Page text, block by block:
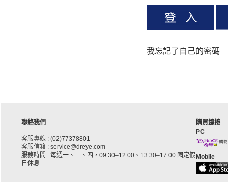
我忘記了自己的密碼
聯絡我們
客服專線 : (02)77378801
客服信箱 : service@dreye.com
服務時間 : 每週一、二、四，09:30–12:00、13:30–17:00 國定假
日休息
購買鏈接
PC
Mobile